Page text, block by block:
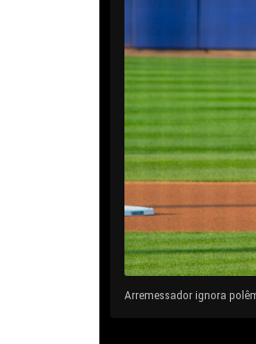
Arremessador ignora